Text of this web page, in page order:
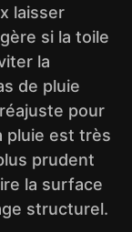
laisser
si la toile
la
de pluie
pour
pluie est très
prudent
la surface
structurel.